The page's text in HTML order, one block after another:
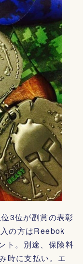
3位が副賞の表彰
の方はReebok
ト。別途、保険料
時に支払い。エ